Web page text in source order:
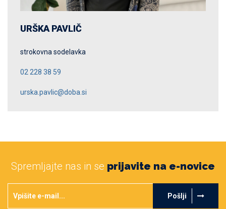
URŠKA PAVLIČ
strokovna sodelavka
02 228 38 59
urska.pavlic@doba.si
Spremljajte nas in se prijavite na e-novice
Pošlji